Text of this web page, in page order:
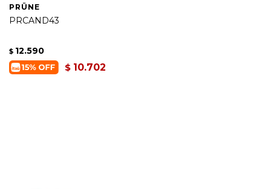
PRÜNE
PRCAND43
$ 12.590
$ 10.702